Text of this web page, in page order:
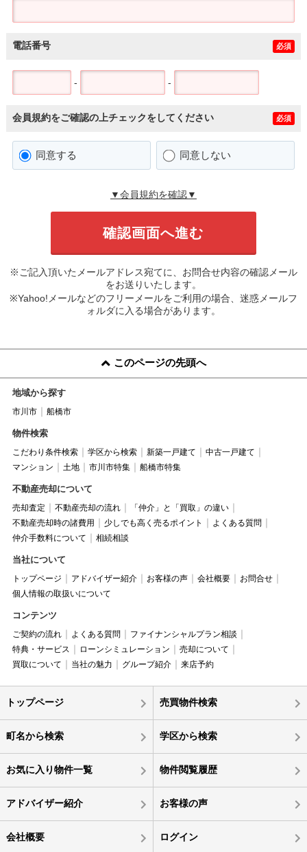
電話番号 必須
- -
会員規約をご確認の上チェックをしてください 必須
同意する 同意しない
▼会員規約を確認▼
※ご記入頂いたメールアドレス宛てに、お問合せ内容の確認メール
をお送りいたします。
※Yahoo!メールなどのフリーメールをご利用の場合、迷惑メールフ
ォルダに入る場合があります。
このページの先頭へ
地域から探す
市川市 船橋市
物件検索
こだわり条件検索 学区から検索 新築一戸建て
中古一戸建て
マンション
土地 市川市特集 船橋市特集
不動産売却について
売却査定 不動産売却の流れ
「仲介」と「買取」の違い
不動産売却時の諸費用
少しでも高く売るポイント
よくある質問
仲介手数料について
相続相談
当社について
トップページ アドバイザー紹介 お客様の声 会社概要
お問合せ
個人情報の取扱いについて
コンテンツ
ご契約の流れ よくある質問
ファイナンシャルプラン相談
特典・サービス
ローンシミュレーション
売却について
買取について
当社の魅力 グループ紹介 来店予約
トップページ 売買物件検索
町名から検索 学区から検索
お気に入り物件一覧 物件閲覧履歴
アドバイザー紹介 お客様の声
会社概要 ログイン